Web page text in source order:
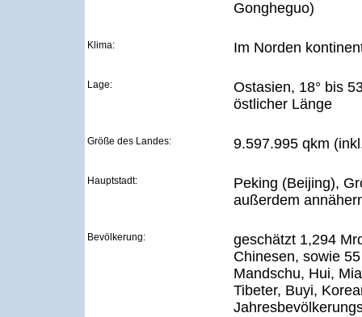
Gongheguo)
Klima: Im Norden
Lage:
Ostasien, 18° bis
östlicher Länge
Größe des Landes: 9.597.995 qkm
Hauptstadt:
Peking (Beijing),
außerdem
Bevölkerung:
geschätzt 1,294
Chinesen, sowie
Mandschu, Hui,
Tibeter, Buyi,